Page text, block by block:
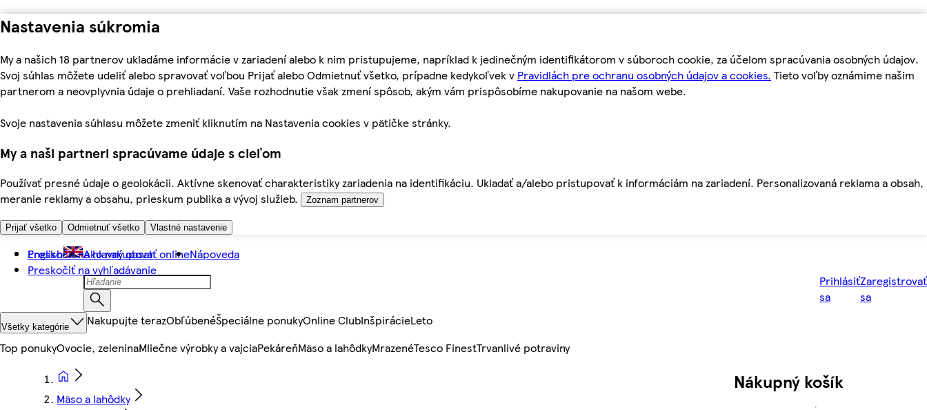
Nastavenia súkromia
My a našich 18 partnerov ukladáme informácie v zariadení alebo k nim pristupujeme, napríklad k jedinečným identifikátorom v súboroch cookie, za účelom spracúvania osobných údajov.
Svoj súhlas môžete udeliť alebo spravovať voľbou Prijať alebo Odmietnuť všetko, prípadne kedykoľvek v Pravidlách pre ochranu osobných údajov a cookies. Tieto voľby oznámime našim
partnerom a neovplyvnia údaje o prehliadaní. Vaše rozhodnutie však zmení spôsob, akým vám prispôsobíme nakupovanie na našom webe.
Svoje nastavenia súhlasu môžete zmeniť kliknutím na Nastavenia cookies v pätičke stránky.
My a naši partneri spracúvame údaje s cieľom
Používať presné údaje o geolokácii. Aktívne skenovať charakteristiky zariadenia na identifikáciu. Ukladať a/alebo pristupovať k informáciám na zariadení. Personalizovaná reklama a obsah,
meranie reklamy a obsahu, prieskum publika a vývoj služieb.
Zoznam partnerov
Prijať všetko Odmietnuť všetko Vlastné nastavenie
Preskočiť na hlavný obsah
Preskočiť na vyhľadávanie
English Ako nakupovať onlineNápoveda
Prihlásiť
sa
Zaregistrovať
sa
Všetky kategórie Nakupujte terazObľúbenéŠpeciálne ponukyOnline ClubInšpirácieLeto
Top ponukyOvocie, zeleninaMliečne výrobky a vajciaPekáreňMäso a lahôdkyMrazenéTesco FinestTrvanlivé potraviny
Mäso a lahôdky
Nákupný košík